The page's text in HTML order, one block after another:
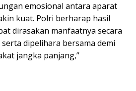
emosional antara aparat
kuat. Polri berharap hasil
dirasakan manfaatnya secara
dipelihara bersama demi
jangka panjang,”